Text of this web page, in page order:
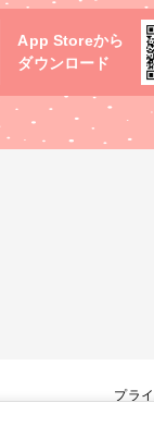
App Storeから
ダウンロード
プラ